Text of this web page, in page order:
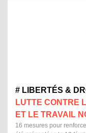
# LIBERTÉS &
LUTTE CONTRE
ET LE TRAVAIL
16 mesures pour